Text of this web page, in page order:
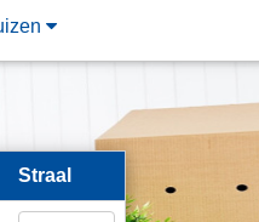
Straal